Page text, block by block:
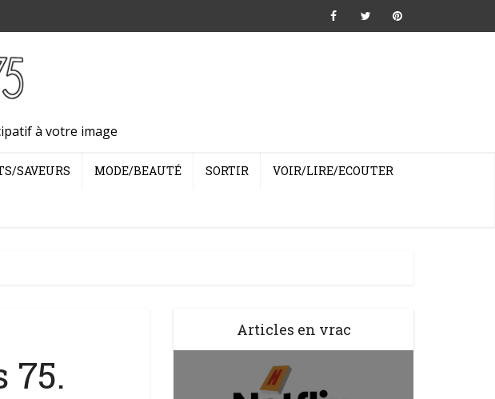
à votre image
SAVEURS MODE/BEAUTÉ SORTIR VOIR/LIRE/ECOUTER
75.
Articles en vrac